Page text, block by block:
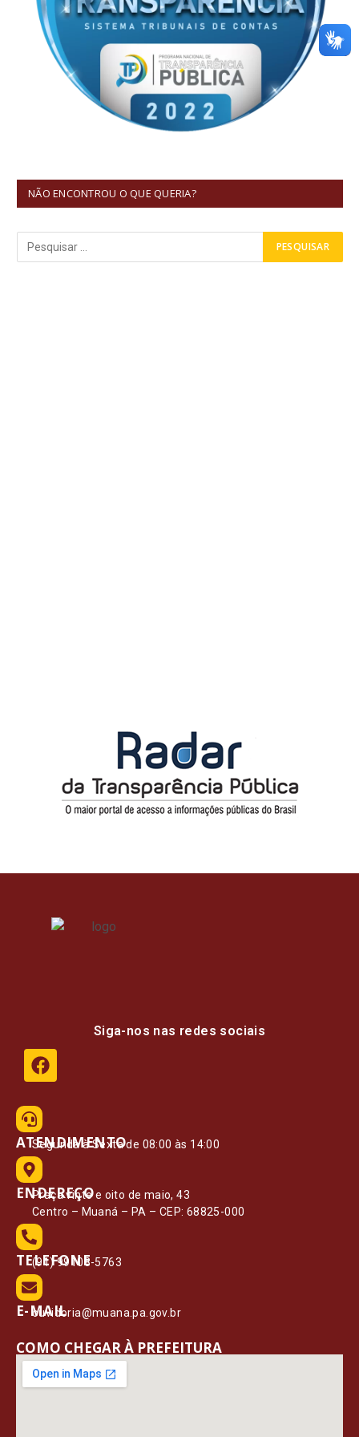
NÃO ENCONTROU O QUE QUERIA?
Siga-nos nas redes sociais
ATENDIMENTO
Segunda à Sexta de 08:00 às 14:00
ENDEREÇO
Praça vinte e oito de maio, 43
Centro – Muaná – PA – CEP: 68825-000
TELEFONE
(91) 99108-5763
E-MAIL
ouvidoria@muana.pa.gov.br
COMO CHEGAR À PREFEITURA